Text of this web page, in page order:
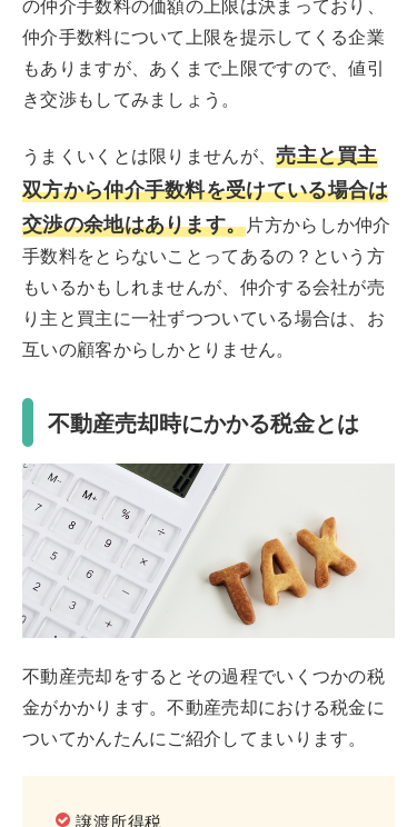
仲介手数料について上限を提示してくる企業
もありますが、あくまで上限ですので、値引
き交渉もしてみましょう。
うまくいくとは限りませんが、売主と買主
双方から仲介手数料を受けている場合は
交渉の余地はあります。片方からしか仲介
手数料をとらないことってあるの？という方
もいるかもしれませんが、仲介する会社が売
り主と買主に一社ずつついている場合は、お
互いの顧客からしかとりません。
不動産売却時にかかる税金とは
不動産売却をするとその過程でいくつかの税
金がかかります。不動産売却における税金に
ついてかんたんにご紹介してまいります。
譲渡所得税